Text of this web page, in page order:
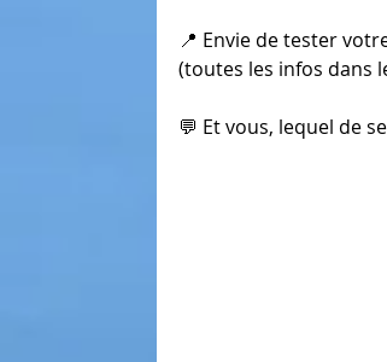
📍 Envie de tester
(toutes les infos dans
💬 Et vous, lequel de